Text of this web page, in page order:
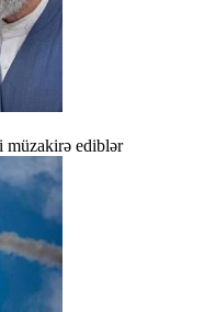
müzakirə ediblər